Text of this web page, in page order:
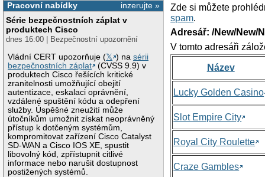
inzerujte »
Pracovní nabídky
Série bezpečnostních záplat v
produktech Cisco
dnes 16:00 | Bezpečnostní upozornění
Vládní CERT upozorňuje (𝕏 ) nasérii
bezpečnostních záplat
(CVSS 9.9) v
produktech Cisco řešících kritické
zranitelnosti umožňující obejití
autentizace, eskalaci oprávnění,
vzdálené spuštění kódu a odepření
služby. Úspěšné zneužití může
útočníkům umožnit získat neoprávněný
přístup k dotčeným systémům,
kompromitovat zařízení Cisco Catalyst
SD-WAN a Cisco IOS XE, spustit
libovolný kód, zpřístupnit citlivé
informace nebo narušit dostupnost
postižených systémů.
Zde si můžete
spam.
Adresář: /New/New/
V tomto adresáři
Název
Lucky Golden Casino
Slot Empire City
Royal City Roulette
Craze Gambles